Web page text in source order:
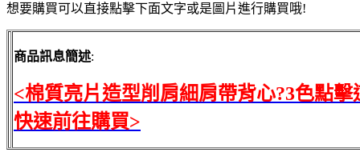
想要購買可以直接點擊下面文字或是圖片進行購買哦!
商品訊息簡述:
<棉質亮片造型削肩細肩帶背心?3色點擊
快速前往購買>